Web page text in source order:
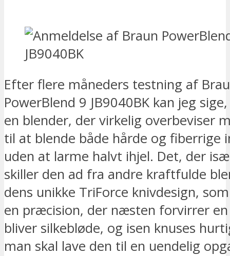
Efter flere måneders testning af
PowerBlend 9 JB9040BK kan jeg
en blender, der virkelig overbeviser
til at blende både hårde og fiberrige
uden at larme halvt ihjel. Det, der
skiller den ad fra andre kraftfulde
dens unikke TriForce knivdesign,
en præcision, der næsten forvirrer
bliver silkebløde, og isen knuses
man skal lave den til en uendelig